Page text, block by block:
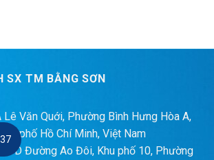
SX TM BẰNG SƠN
Văn Quới, Phường Bình Hưng Hòa A,
phố Hồ Chí Minh, Việt Nam
11D Đường Ao Đôi, Khu phố 10, Phường